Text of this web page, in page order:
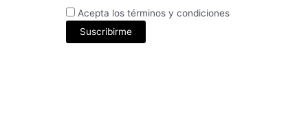
Acepta los términos y condiciones